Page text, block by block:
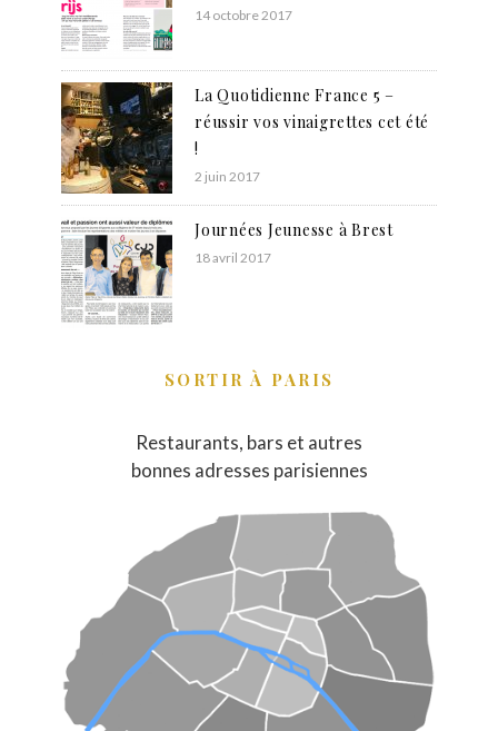
14 octobre 2017
La Quotidienne France 5 –
réussir vos vinaigrettes cet été
!
2 juin 2017
Journées Jeunesse à Brest
18 avril 2017
SORTIR À PARIS
Restaurants, bars et autres
bonnes adresses parisiennes